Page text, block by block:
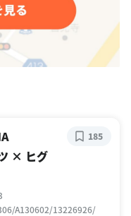
× ヒグ
A130602/13226926/
185